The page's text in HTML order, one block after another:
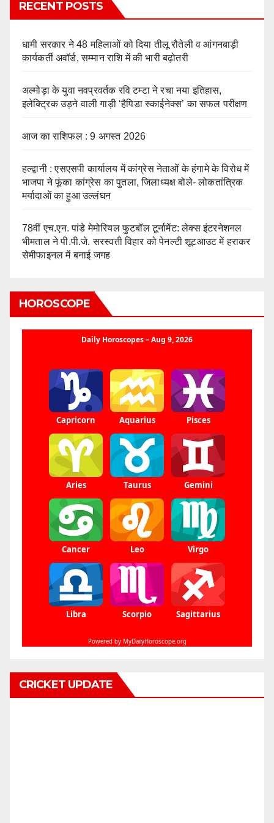
RECENT POSTS
धामी सरकार ने 48 महिलाओं को दिया तीलू रौतेली व आंगनबाड़ी
कार्यकर्ती अवॉर्ड, सम्मान राशि में की भारी बढ़ोतरी
अल्मोड़ा के युवा नवप्रवर्तक रवि टम्टा ने रचा नया इतिहास,
इलेक्ट्रिक उड़ने वाली गाड़ी ‘हैपिडा स्काईनेक्स’ का सफल परीक्षण
आज का राशिफल : 9 अगस्त 2026
हल्द्वानी : एसएसपी कार्यालय में कांग्रेस नेताओं के हंगामे के विरोध में
भाजपा ने फूंका कांग्रेस का पुतला, जिलाध्यक्ष बोले- लोकतांत्रिक
मर्यादाओं का हुआ उल्लंघन
78वीं एच.एन. पांडे मेमोरियल फुटबॉल टूर्नामेंट: लेक्स इंटरनेशनल
भीमताल ने पी.पी.जे. सरस्वती विहार को पेनल्टी शूटआउट में हराकर
सेमीफाइनल में बनाई जगह
HOROSCOPE
CRICKET UPDATE